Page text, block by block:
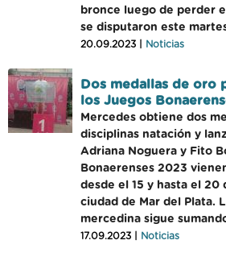
bronce luego de perder
se disputaron este
20.09.2023 | Noticias
Dos medallas de oro
los Juegos
Mercedes obtiene dos
disciplinas natación y
Adriana Noguera y Fito
Bonaerenses 2023
desde el 15 y hasta el 20
ciudad de Mar del Plata.
mercedina sigue
17.09.2023 | Noticias